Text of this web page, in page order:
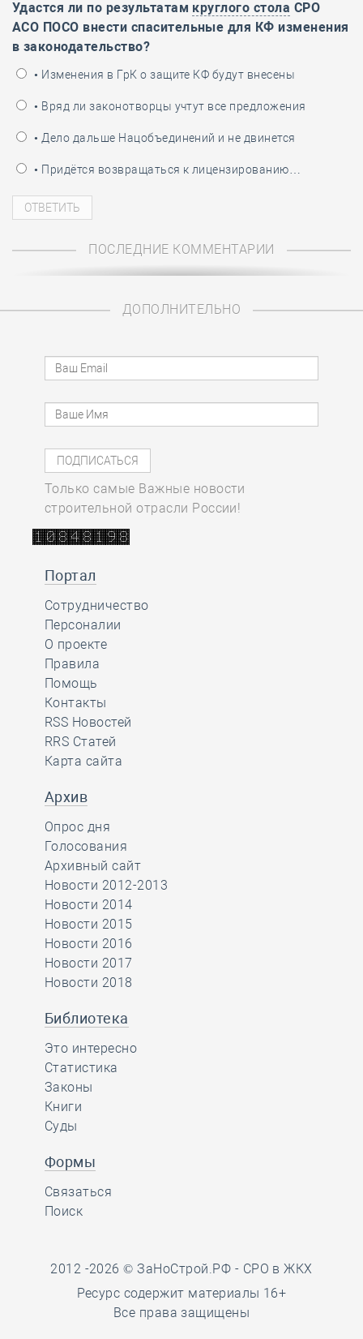
Удастся ли по результатам круглого стола СРО
АСО ПОСО внести спасительные для КФ изменения
в законодательство?
• Изменения в ГрК о защите КФ будут внесены
• Вряд ли законотворцы учтут все предложения
• Дело дальше Нацобъединений и не двинется
• Придётся возвращаться к лицензированию…
ПОСЛЕДНИЕ КОММЕНТАРИИ
ДОПОЛНИТЕЛЬНО
Только самые Важные новости
строительной отрасли России!
Портал
Сотрудничество
Персоналии
О проекте
Правила
Помощь
Контакты
RSS Новостей
RRS Статей
Карта сайта
Архив
Опрос дня
Голосования
Архивный сайт
Новости 2012-2013
Новости 2014
Новости 2015
Новости 2016
Новости 2017
Новости 2018
Библиотека
Это интересно
Статистика
Законы
Книги
Суды
Формы
Связаться
Поиск
2012 -2026 © ЗаНоСтрой.РФ - СРО в ЖКХ
Ресурс содержит материалы 16+
Все права защищены